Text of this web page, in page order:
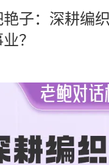
全域获客
打通视频号抖音快手工
淀私域
小程序商城
合规、转化、
客户的共同选择
兴趣培训
早教启蒙
打通招生-营期-家校链
企业服务
子：深耕编
？